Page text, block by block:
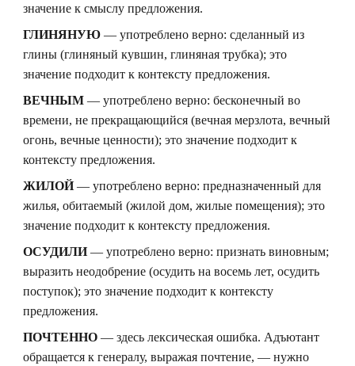
значение к смыслу предложения.
ГЛИНЯНУЮ — употреблено верно: сделанный из
глины (глиняный кувшин, глиняная трубка); это
значение подходит к контексту предложения.
ВЕЧНЫМ — употреблено верно: бесконечный во
времени, не прекращающийся (вечная мерзлота, вечный
огонь, вечные ценности); это значение подходит к
контексту предложения.
ЖИЛОЙ— употреблено верно: предназначенный для
жилья, обитаемый (жилой дом, жилые помещения); это
значение подходит к контексту предложения.
ОСУДИЛИ— употреблено верно: признать виновным;
выразить неодобрение (осудить на восемь лет, осудить
поступок); это значение подходит к контексту
предложения.
ПОЧТЕННО — здесь лексическая ошибка. Адъютант
обращается к генералу, выражая почтение, — нужно